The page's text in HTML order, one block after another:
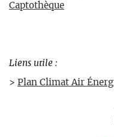
Captothèque
Liens utile :
> Plan Climat Air